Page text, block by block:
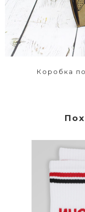
Коробка